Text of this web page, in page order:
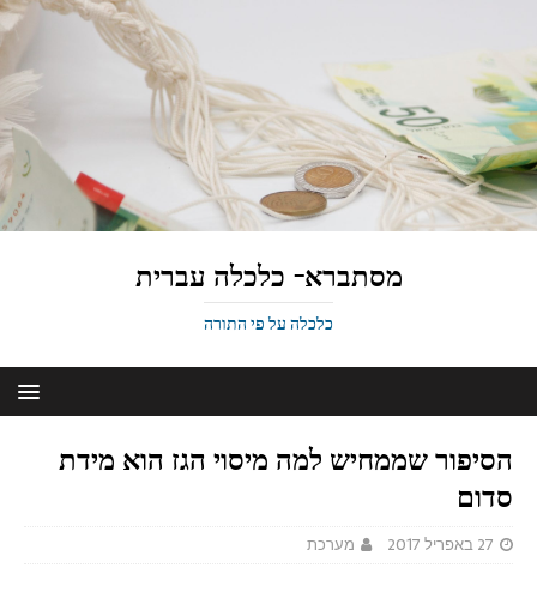
מסתברא- כלכלה עברית
כלכלה על פי התורה
הסיפור שממחיש למה מיסוי הגז הוא מידת
סדום
27 באפריל 2017 מערכת